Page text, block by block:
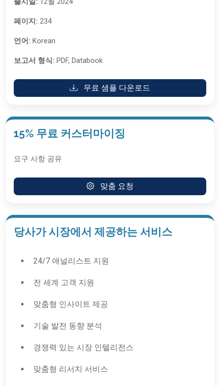
페이지: 234
언어: Korean
보고서 형식: PDF, Databook
무료 샘플 다운로드
15% 무료 커스터마이징
요구 사항 공유
맞춤 요청
당사가 시장에서 제공하는 서비스
24/7 애널리스트 지원
전 세계 고객 지원
맞춤형 인사이트 제공
기술 발전 동향 분석
경쟁력 있는 시장 인텔리전스
맞춤형 리서치 서비스